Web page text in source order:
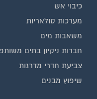
כיבוי אש
מערכות סולאריות
משאבות מים
חברות ניקיון בתים
צביעת חדרי מדרגות
שיפוץ מבנים